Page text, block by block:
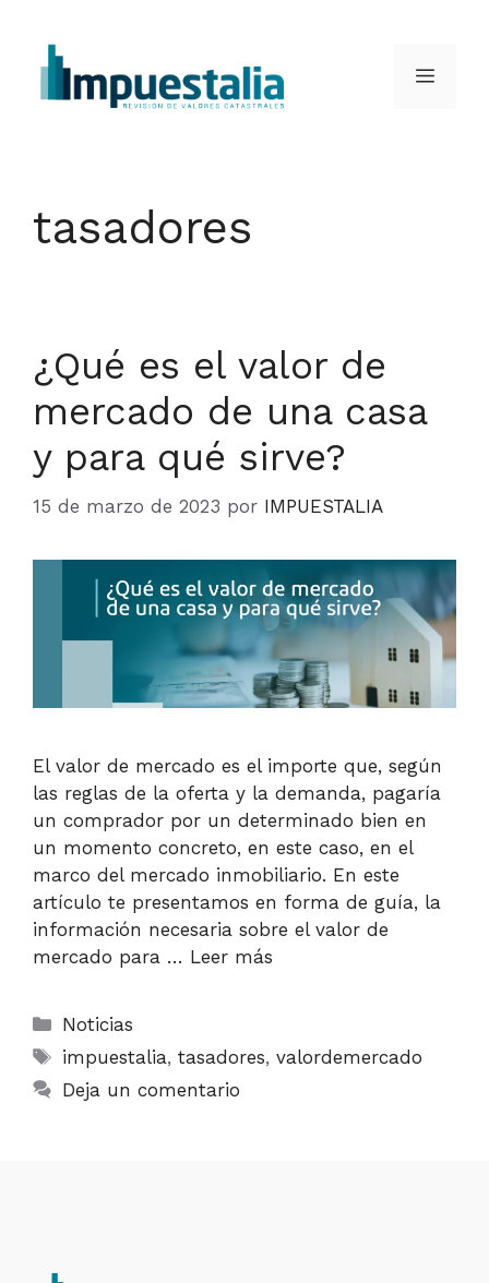
Saltar
contenido
Menú
tasadores
¿Qué es el valor de
mercado de una casa
y para qué sirve?
15 de marzo de 2023 por IMPUESTALIA
El valor de mercado es el importe que, según
las reglas de la oferta y la demanda, pagaría
un comprador por un determinado bien en
un momento concreto, en este caso, en el
marco del mercado inmobiliario. En este
artículo te presentamos en forma de guía, la
información necesaria sobre el valor de
mercado para … Leer más
Categorías
Noticias
Etiquetas
impuestalia,tasadores,valordemercado
Deja un comentario